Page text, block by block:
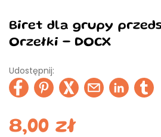
Biret dla grupy
Orzełki - DOCX
Udostępnij:
8,00zł